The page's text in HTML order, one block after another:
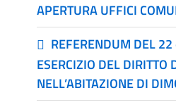
APERTURA UFFICI
REFERENDUM DEL
ESERCIZIO DEL DIRITTO
NELL’ABITAZIONE DI